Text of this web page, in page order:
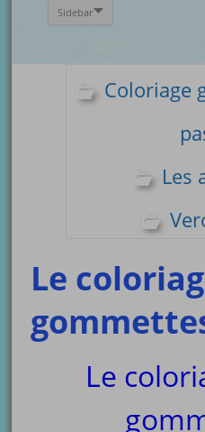
Sidebar
Coloriage
Les
Le
Le